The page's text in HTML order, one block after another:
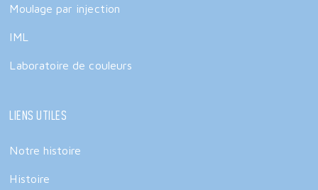
Moulage par injection
IML
Laboratoire de couleurs
Liens utiles
Notre histoire
Histoire